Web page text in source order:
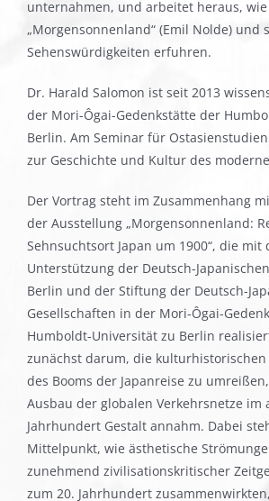
unternahmen, und arbeitet heraus, wie
„Morgensonnenland“ (Emil Nolde) und
Sehenswürdigkeiten erfuhren.
Dr. Harald Salomon ist seit 2013
der Mori-Ôgai-Gedenkstätte der
Berlin. Am Seminar für
zur Geschichte und Kultur des
Der Vortrag steht im Zusammenhang
der Ausstellung „Morgensonnenland:
Sehnsuchtsort Japan um 1900“, die mit
Unterstützung der Deutsch-
Berlin und der Stiftung der Deutsch-
Gesellschaften in der Mori-Ôgai-
Humboldt-Universität zu Berlin
zunächst darum, die
des Booms der Japanreise zu
Ausbau der globalen Verkehrsnetze im
Jahrhundert Gestalt annahm. Dabei
Mittelpunkt, wie ästhetische
zunehmend zivilisationskritischer
zum 20. Jahrhundert